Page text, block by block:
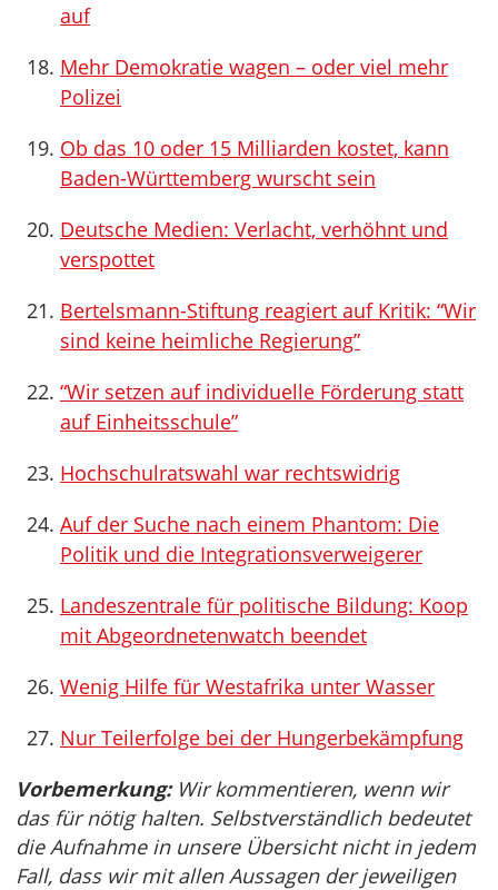
auf
Mehr Demokratie wagen – oder viel mehr
Polizei
Ob das 10 oder 15 Milliarden kostet, kann
Baden-Württemberg wurscht sein
Deutsche Medien: Verlacht, verhöhnt und
verspottet
Bertelsmann-Stiftung reagiert auf Kritik: “Wir
sind keine heimliche Regierung”
“Wir setzen auf individuelle Förderung statt
auf Einheitsschule”
Hochschulratswahl war rechtswidrig
Auf der Suche nach einem Phantom: Die
Politik und die Integrationsverweigerer
Landeszentrale für politische Bildung: Koop
mit Abgeordnetenwatch beendet
Wenig Hilfe für Westafrika unter Wasser
Nur Teilerfolge bei der Hungerbekämpfung
Vorbemerkung:Wir kommentieren, wenn wir
das für nötig halten. Selbstverständlich bedeutet
die Aufnahme in unsere Übersicht nicht in jedem
Fall, dass wir mit allen Aussagen der jeweiligen